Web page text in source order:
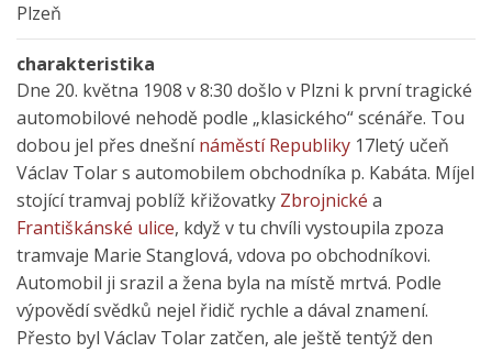
Plzeň
charakteristika
Dne 20. května 1908 v 8:30 došlo v Plzni k první tragické
automobilové nehodě podle „klasického“ scénáře. Tou
dobou jel přes dnešnínáměstí Republiky 17letý učeň
Václav Tolar s automobilem obchodníka p. Kabáta. Míjel
stojící tramvaj poblíž křižovatky Zbrojnické a
Františkánské ulice, když v tu chvíli vystoupila zpoza
tramvaje Marie Stanglová, vdova po obchodníkovi.
Automobil ji srazil a žena byla na místě mrtvá. Podle
výpovědí svědků nejel řidič rychle a dával znamení.
Přesto byl Václav Tolar zatčen, ale ještě tentýž den